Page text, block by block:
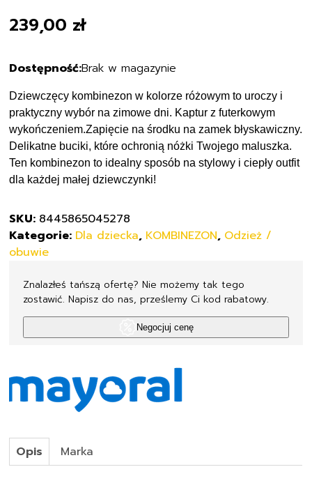
239,00 zł
Brak w magazynie
Dziewczęcy kombinezon w kolorze różowym to uroczy i
praktyczny wybór na zimowe dni. Kaptur z futerkowym
wykończeniem.Zapięcie na środku na zamek błyskawiczny.
Delikatne buciki, które ochronią nóżki Twojego maluszka.
Ten kombinezon to idealny sposób na stylowy i ciepły outfit
dla każdej małej dziewczynki!
SKU: 8445865045278
Kategorie: Dla dziecka, KOMBINEZON, Odzież /
obuwie
Znalazłeś tańszą ofertę? Nie możemy tak tego
zostawić. Napisz do nas, prześlemy Ci kod rabatowy.
Negocjuj cenę
Opis Marka